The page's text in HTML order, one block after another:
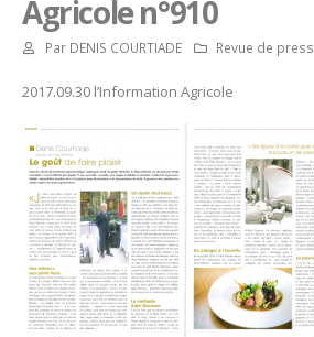
Agricole n°910
Par DENIS COURTIADE Revue de
2017.09.30 l’Information Agricole